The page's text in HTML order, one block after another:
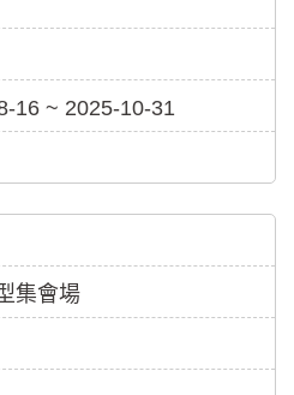
16 ~ 2025-10-31
集會場